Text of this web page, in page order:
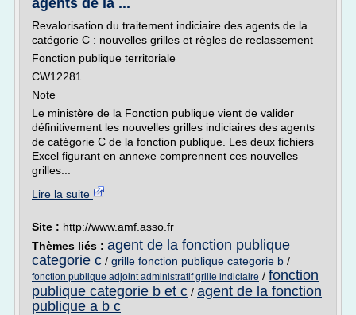
agents de la ...
Revalorisation du traitement indiciaire des agents de la
catégorie C : nouvelles grilles et règles de reclassement
Fonction publique territoriale
CW12281
Note
Le ministère de la Fonction publique vient de valider
définitivement les nouvelles grilles indiciaires des agents
de catégorie C de la fonction publique. Les deux fichiers
Excel figurant en annexe comprennent ces nouvelles
grilles...
Lire la suite
Site : http://www.amf.asso.fr
Thèmes liés : agent de la fonction publique
categorie c / grille fonction publique categorie b /
fonction publique adjoint administratif grille indiciaire / fonction
publique categorie b et c / agent de la fonction
publique a b c